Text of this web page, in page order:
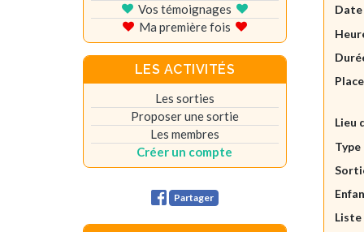
Date
Lieu
Liste
Vos témoignages
Ma première fois
LES ACTIVITÉS
Les sorties
Proposer une sortie
Les membres
Créer un compte
Partager